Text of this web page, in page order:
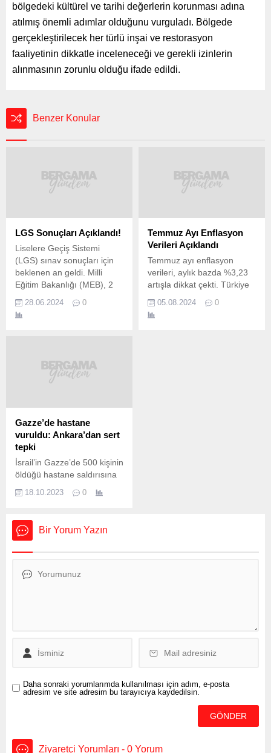
bölgedeki kültürel ve tarihi değerlerin korunması adına
atılmış önemli adımlar olduğunu vurguladı. Bölgede
gerçekleştirilecek her türlü inşai ve restorasyon
faaliyetinin dikkatle inceleneceği ve gerekli izinlerin
alınmasının zorunlu olduğu ifade edildi.
Benzer Konular
LGS Sonuçları Açıklandı!
Liselere Geçiş Sistemi
(LGS) sınav sonuçları için
beklenen an geldi. Milli
Eğitim Bakanlığı (MEB), 2
gerçekleştirilen “Sınavla
Öğrenci Alacak Ortaöğretim
belgelerini MEB’in resmi
internet sitesi olan
görüntüleyebilirler. LGS
Sonuçları ve Ham Puan
Hesaplama Ortaokul 8.
sınıf...
28.06.2024 0
Temmuz Ayı Enflasyon
Verileri Açıklandı
Temmuz ayı enflasyon
verileri, aylık bazda %3,23
artışla dikkat çekti. Türkiye
açıkladığı verilere göre,
yıllık enflasyon %61,78’e
05.08.2024 0
Gazze’de hastane
vuruldu: Ankara’dan sert
tepki
İsrail’in Gazze’de 500 kişinin
öldüğü hastane saldırısına
Cumhurbaşkanı Recep
sivillerin olduğu bir
hastaneyi vurmak, İsrail’in
örneğidir.” dedi. Siyasi parti
18.10.2023 0
Bir Yorum Yazın
Daha sonraki yorumlarımda kullanılması için adım, e-posta
adresim ve site adresim bu tarayıcıya kaydedilsin.
Ziyaretçi Yorumları - 0 Yorum